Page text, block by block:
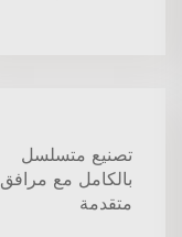
تصنيع متسلسل
بالكامل مع مرافق
متقدمة